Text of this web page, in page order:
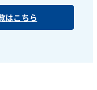
はこちら